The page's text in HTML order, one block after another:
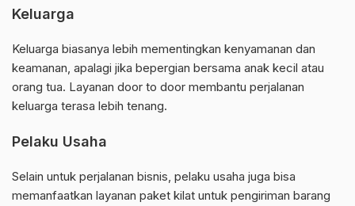
Keluarga
Keluarga biasanya lebih mementingkan kenyamanan dan
keamanan, apalagi jika bepergian bersama anak kecil atau
orang tua. Layanan door to door membantu perjalanan
keluarga terasa lebih tenang.
Pelaku Usaha
Selain untuk perjalanan bisnis, pelaku usaha juga bisa
memanfaatkan layanan paket kilat untuk pengiriman barang